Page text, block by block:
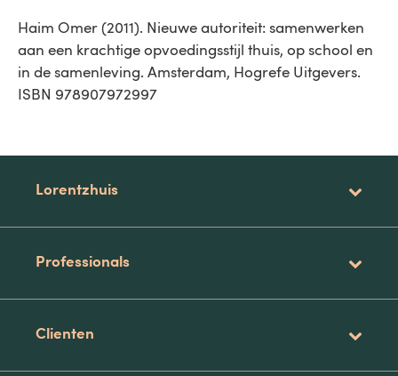
Haim Omer (2011). Nieuwe autoriteit: samenwerken
aan een krachtige opvoedingsstijl thuis, op school en
in de samenleving. Amsterdam, Hogrefe Uitgevers.
ISBN 978907972997
Lorentzhuis
Professionals
Clienten